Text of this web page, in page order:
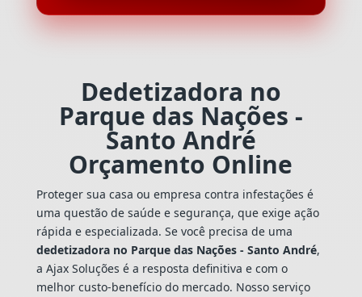
Dedetizadora no
Parque das Nações -
Santo André
Orçamento Online
Proteger sua casa ou empresa contra infestações é
uma questão de saúde e segurança, que exige ação
rápida e especializada. Se você precisa de uma
dedetizadora no Parque das Nações - Santo André,
a Ajax Soluções é a resposta definitiva e com o
melhor custo-benefício do mercado. Nosso serviço